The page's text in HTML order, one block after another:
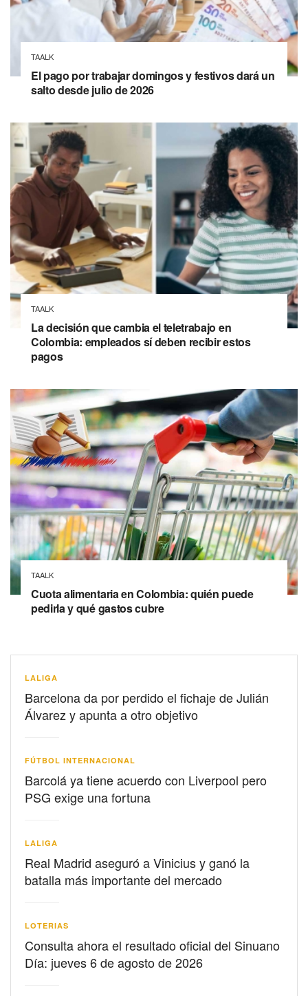
TAALK
El pago por trabajar domingos y festivos dará un
salto desde julio de 2026
TAALK
La decisión que cambia el teletrabajo en
Colombia: empleados sí deben recibir estos
pagos
TAALK
Cuota alimentaria en Colombia: quién puede
pedirla y qué gastos cubre
LALIGA
Barcelona da por perdido el fichaje de Julián
Álvarez y apunta a otro objetivo
FÚTBOL INTERNACIONAL
Barcolá ya tiene acuerdo con Liverpool pero
PSG exige una fortuna
LALIGA
Real Madrid aseguró a Vinicius y ganó la
batalla más importante del mercado
LOTERIAS
Consulta ahora el resultado oficial del Sinuano
Día: jueves 6 de agosto de 2026